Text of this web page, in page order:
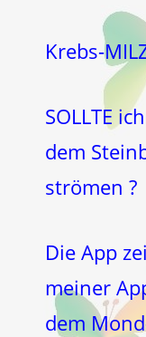
Krebs-
SOLLTE
dem
strömen ?
Die App
meiner
dem